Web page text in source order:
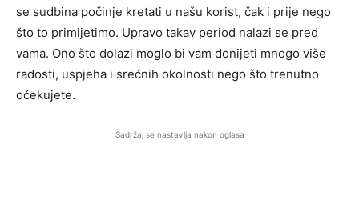
se sudbina počinje kretati u našu korist, čak i prije nego
što to primijetimo. Upravo takav period nalazi se pred
vama. Ono što dolazi moglo bi vam donijeti mnogo više
radosti, uspjeha i srećnih okolnosti nego što trenutno
očekujete.
Sadržaj se nastavlja nakon oglasa